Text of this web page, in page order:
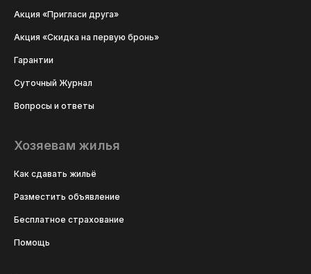
Акция «Пригласи друга»
Акция «Скидка на первую бронь»
Гарантии
Суточный Журнал
Вопросы и ответы
Хозяевам жилья
Как сдавать жильё
Разместить объявление
Бесплатное страхование
Помощь